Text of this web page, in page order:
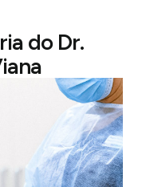
do Dr.